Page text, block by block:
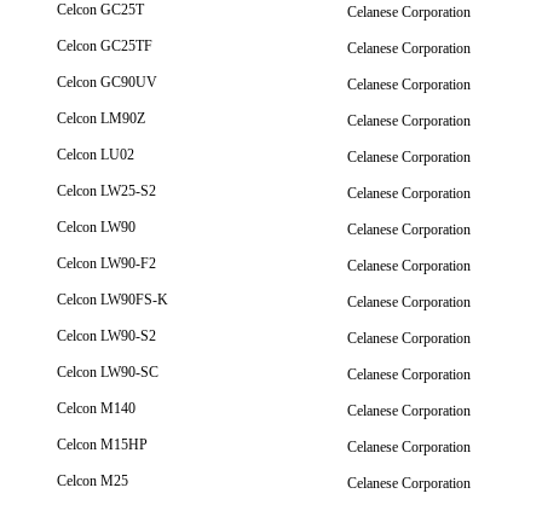
Celcon GC25T
Celanese Corporation
Celcon GC25TF
Celanese Corporation
Celcon GC90UV
Celanese Corporation
Celcon LM90Z
Celanese Corporation
Celcon LU02
Celanese Corporation
Celcon LW25-S2
Celanese Corporation
Celcon LW90
Celanese Corporation
Celcon LW90-F2
Celanese Corporation
Celcon LW90FS-K
Celanese Corporation
Celcon LW90-S2
Celanese Corporation
Celcon LW90-SC
Celanese Corporation
Celcon M140
Celanese Corporation
Celcon M15HP
Celanese Corporation
Celcon M25
Celanese Corporation